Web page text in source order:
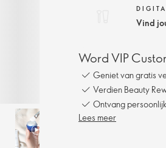
Vind
Word VIP
Geniet van gratis
Verdien Beauty
Ontvang
Lees meer